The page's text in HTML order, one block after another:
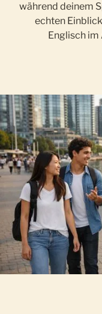
während deinem
echten
Englisch